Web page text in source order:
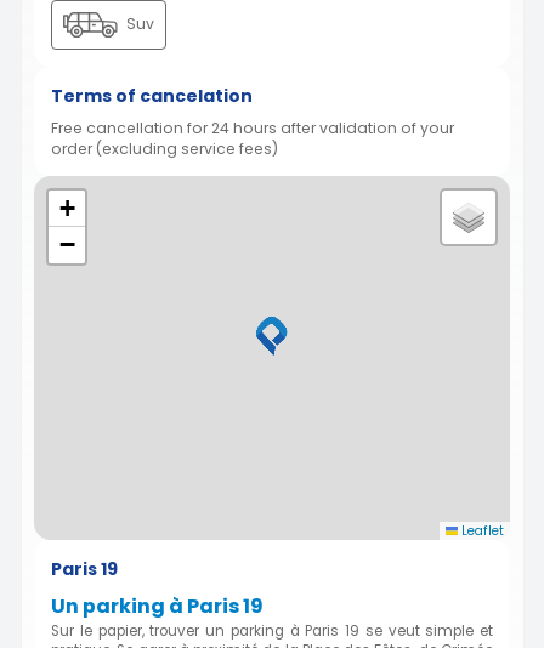
Suv
Terms of cancelation
Free cancellation for 24 hours after validation of your
order (excluding service fees)
+
−
Leaflet
Paris 19
Un parking à Paris 19
Sur le papier, trouver un parking à Paris 19 se veut simple et